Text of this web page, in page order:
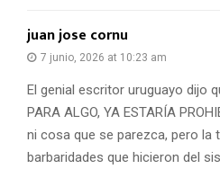
juan jose cornu
7 junio, 2026 at 10:23 am
El genial escritor uruguayo dijo
PARA ALGO, YA ESTARÍA
ni cosa que se parezca, pero la
barbaridades que hicieron del